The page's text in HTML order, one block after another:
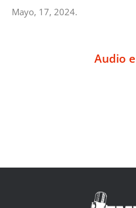
Mayo, 17, 2024.
Audio